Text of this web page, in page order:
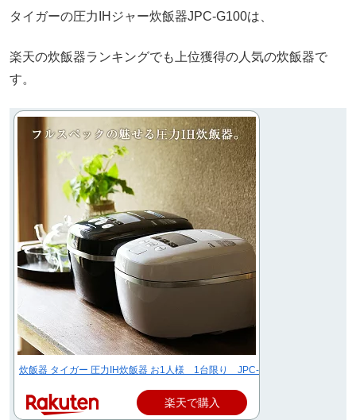
タイガーの圧力IHジャー炊飯器JPC-G100は、
楽天の炊飯器ランキングでも上位獲得の人気の炊飯器で
す。
炊飯器 タイガー 圧力IH炊飯器 お1人様 1台限り JPC-G100 5.5合 日本製 エ
楽天で購入